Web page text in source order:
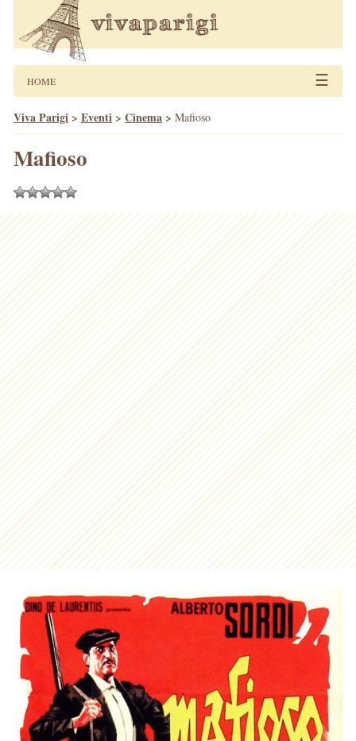
HOME ☰
Viva Parigi > Eventi > Cinema > Mafioso
Mafioso